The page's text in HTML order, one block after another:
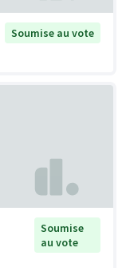
Soumise au vote
Soumise
au vote